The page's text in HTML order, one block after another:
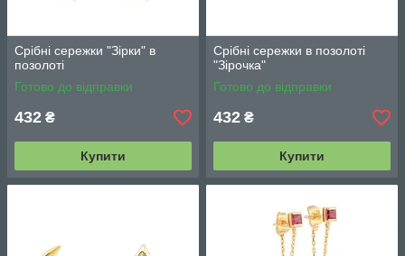
Срібні сережки "Зірки" в
позолоті
Готово до відправки
432 ₴
Купити
Срібні сережки в позолоті
"Зірочка"
Готово до відправки
432 ₴
Купити